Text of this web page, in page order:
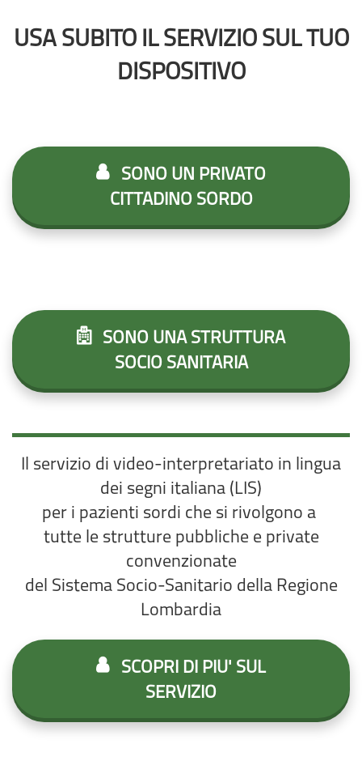
USA SUBITO IL SERVIZIO SUL TUO
DISPOSITIVO
SONO UN PRIVATO
CITTADINO SORDO
SONO UNA STRUTTURA
SOCIO SANITARIA
Il servizio di video-interpretariato in lingua
dei segni italiana (LIS)
per i pazienti sordi che si rivolgono a
tutte le strutture pubbliche e private
convenzionate
del Sistema Socio-Sanitario della Regione
Lombardia
SCOPRI DI PIU' SUL
SERVIZIO